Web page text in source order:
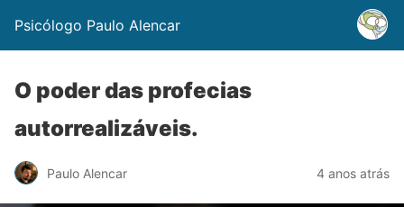
Psicólogo Paulo Alencar
O poder das profecias
autorrealizáveis.
Paulo Alencar 4 anos atrás